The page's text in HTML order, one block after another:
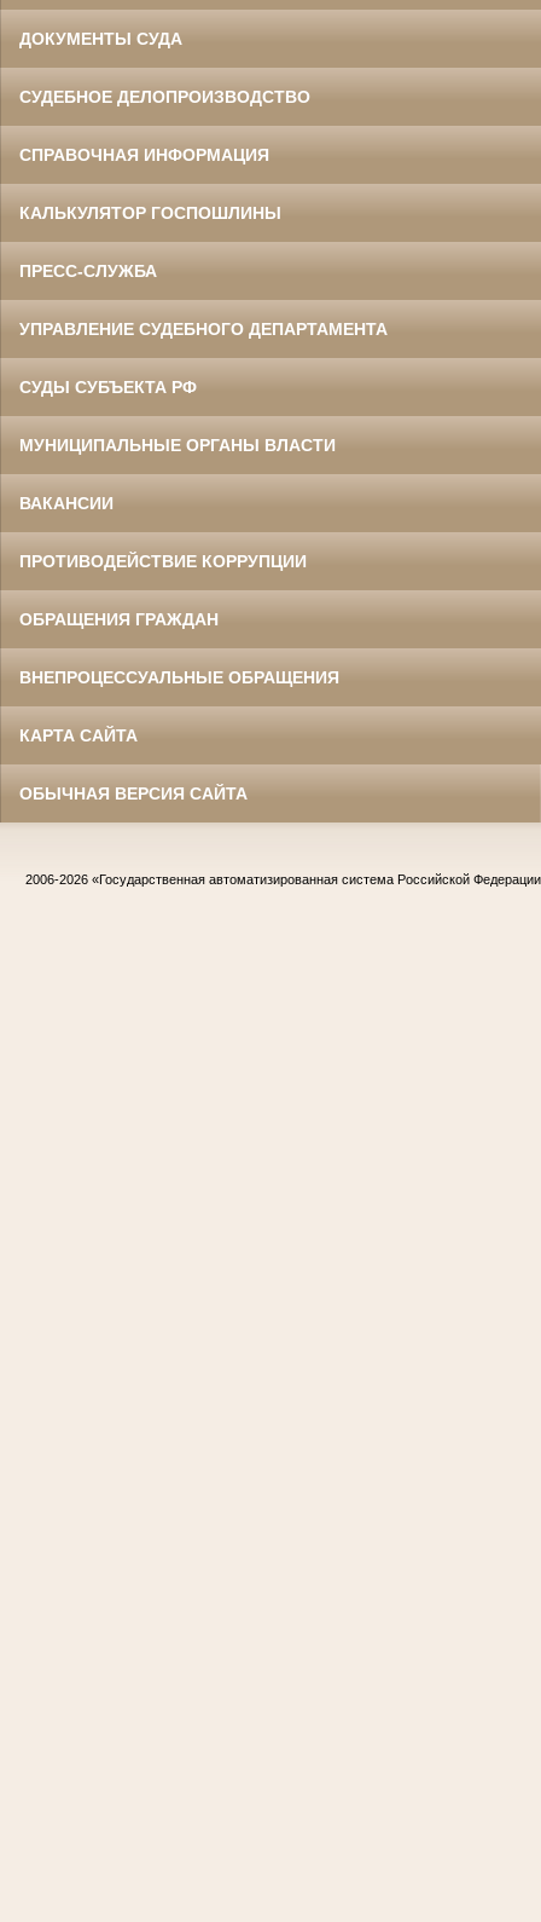
ДОКУМЕНТЫ СУДА
СУДЕБНОЕ ДЕЛОПРОИЗВОДСТВО
СПРАВОЧНАЯ ИНФОРМАЦИЯ
КАЛЬКУЛЯТОР ГОСПОШЛИНЫ
ПРЕСС-СЛУЖБА
УПРАВЛЕНИЕ СУДЕБНОГО ДЕПАРТАМЕНТА
СУДЫ СУБЪЕКТА РФ
МУНИЦИПАЛЬНЫЕ ОРГАНЫ ВЛАСТИ
ВАКАНСИИ
ПРОТИВОДЕЙСТВИЕ КОРРУПЦИИ
ОБРАЩЕНИЯ ГРАЖДАН
ВНЕПРОЦЕССУАЛЬНЫЕ ОБРАЩЕНИЯ
КАРТА САЙТА
ОБЫЧНАЯ ВЕРСИЯ САЙТА
2006-2026 «Государственная автоматизированная система Российской